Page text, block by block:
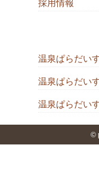
採用情報
温泉ぱらだい
温泉ぱらだい
温泉ぱらだい
©